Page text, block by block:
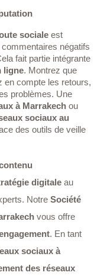
sociale est
négatifs
fait partie intégrante
ligne. Montrez que
en compte les retours,
problèmes. Une
à Marrakech ou
sociaux au
des outils de veille
digitale au
Notre Société
vous offre
. En tant
sociaux à
des réseaux